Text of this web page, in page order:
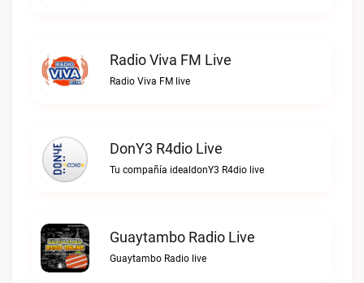
Radio Viva FM Live
Radio Viva FM live
DonY3 R4dio Live
Tu compañía idealdonY3 R4dio live
Guaytambo Radio Live
Guaytambo Radio live